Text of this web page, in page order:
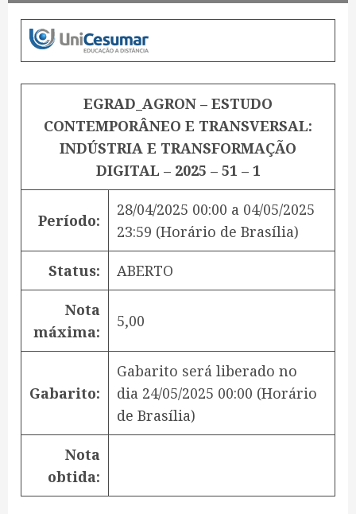
EGRAD_AGRON – ESTUDO
CONTEMPORÂNEO E TRANSVERSAL:
INDÚSTRIA E TRANSFORMAÇÃO
DIGITAL – 2025 – 51 – 1
Período:
28/04/2025 00:00 a 04/05/2025
23:59 (Horário de Brasília)
Status: ABERTO
Nota
máxima:
5,00
Gabarito:
Gabarito será liberado no
dia 24/05/2025 00:00 (Horário
de Brasília)
Nota
obtida: